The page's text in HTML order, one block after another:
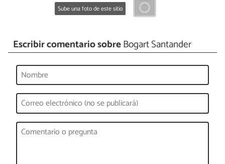
Sube una foto de este sitio
Escribir comentario sobreBogart Santander